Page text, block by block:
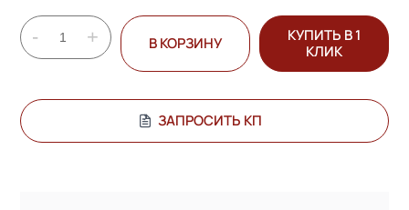
- + В КОРЗИНУ
КУПИТЬ В 1
КЛИК
ЗАПРОСИТЬ КП